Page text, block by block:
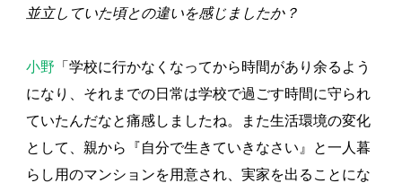
並立していた頃との違いを感じましたか？
小野 「学校に行かなくなってから時間があり余るよう
になり、それまでの日常は学校で過ごす時間に守られ
ていたんだなと痛感しましたね。また生活環境の変化
として、親から『自分で生きていきなさい』と一人暮
らし用のマンションを用意され、実家を出ることにな